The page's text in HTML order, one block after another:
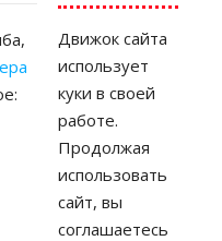
Движок сайта
использует
куки в своей
работе.
Продолжая
использовать
сайт, вы
соглашаетесь